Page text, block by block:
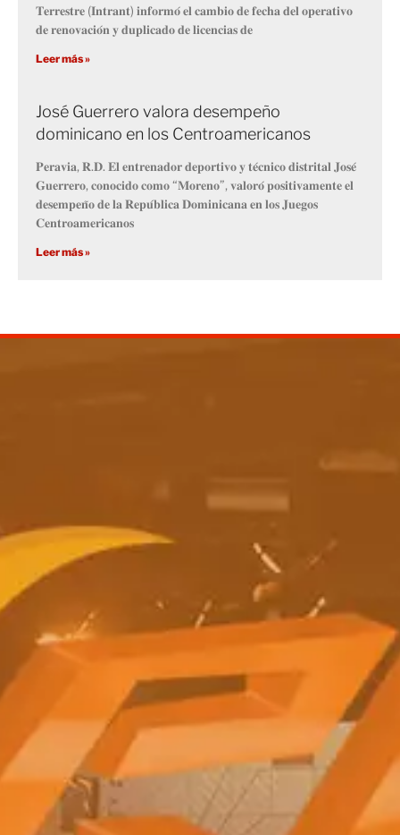
𝐓𝐞𝐫𝐫𝐞𝐬𝐭𝐫𝐞 (𝐈𝐧𝐭𝐫𝐚𝐧𝐭) 𝐢𝐧𝐟𝐨𝐫𝐦𝐨́ 𝐞𝐥 𝐜𝐚𝐦𝐛𝐢𝐨 𝐝𝐞 𝐟𝐞𝐜𝐡𝐚 𝐝𝐞𝐥 𝐨𝐩𝐞𝐫𝐚𝐭𝐢𝐯𝐨
𝐝𝐞 𝐫𝐞𝐧𝐨𝐯𝐚𝐜𝐢𝐨́𝐧 𝐲 𝐝𝐮𝐩𝐥𝐢𝐜𝐚𝐝𝐨 𝐝𝐞 𝐥𝐢𝐜𝐞𝐧𝐜𝐢𝐚𝐬 𝐝𝐞
Leer más »
José Guerrero valora desempeño
dominicano en los Centroamericanos
𝐏𝐞𝐫𝐚𝐯𝐢𝐚, 𝐑.𝐃. 𝐄𝐥 𝐞𝐧𝐭𝐫𝐞𝐧𝐚𝐝𝐨𝐫 𝐝𝐞𝐩𝐨𝐫𝐭𝐢𝐯𝐨 𝐲 𝐭𝐞́𝐜𝐧𝐢𝐜𝐨 𝐝𝐢𝐬𝐭𝐫𝐢𝐭𝐚𝐥 𝐉𝐨𝐬𝐞́
𝐆𝐮𝐞𝐫𝐫𝐞𝐫𝐨, 𝐜𝐨𝐧𝐨𝐜𝐢𝐝𝐨 𝐜𝐨𝐦𝐨 “𝐌𝐨𝐫𝐞𝐧𝐨”, 𝐯𝐚𝐥𝐨𝐫𝐨́ 𝐩𝐨𝐬𝐢𝐭𝐢𝐯𝐚𝐦𝐞𝐧𝐭𝐞 𝐞𝐥
𝐝𝐞𝐬𝐞𝐦𝐩𝐞𝐧̃𝐨 𝐝𝐞 𝐥𝐚 𝐑𝐞𝐩𝐮́𝐛𝐥𝐢𝐜𝐚 𝐃𝐨𝐦𝐢𝐧𝐢𝐜𝐚𝐧𝐚 𝐞𝐧 𝐥𝐨𝐬 𝐉𝐮𝐞𝐠𝐨𝐬
𝐂𝐞𝐧𝐭𝐫𝐨𝐚𝐦𝐞𝐫𝐢𝐜𝐚𝐧𝐨𝐬
Leer más »